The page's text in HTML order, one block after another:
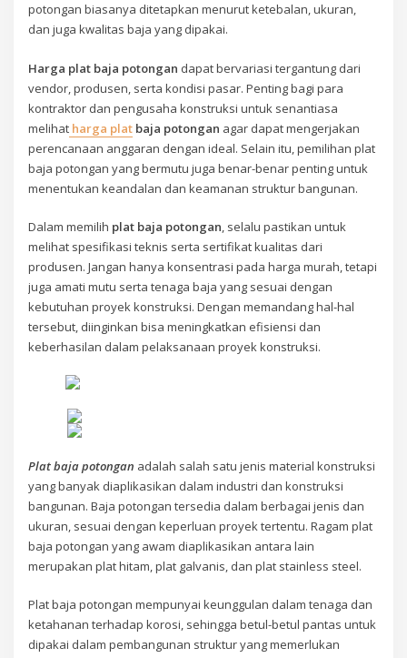
potongan biasanya ditetapkan menurut ketebalan, ukuran,
dan juga kwalitas baja yang dipakai.
Harga plat baja potongan dapat bervariasi tergantung dari
vendor, produsen, serta kondisi pasar. Penting bagi para
kontraktor dan pengusaha konstruksi untuk senantiasa
melihat harga plat baja potongan agar dapat mengerjakan
perencanaan anggaran dengan ideal. Selain itu, pemilihan plat
baja potongan yang bermutu juga benar-benar penting untuk
menentukan keandalan dan keamanan struktur bangunan.
Dalam memilih plat baja potongan, selalu pastikan untuk
melihat spesifikasi teknis serta sertifikat kualitas dari
produsen. Jangan hanya konsentrasi pada harga murah, tetapi
juga amati mutu serta tenaga baja yang sesuai dengan
kebutuhan proyek konstruksi. Dengan memandang hal-hal
tersebut, diinginkan bisa meningkatkan efisiensi dan
keberhasilan dalam pelaksanaan proyek konstruksi.
Plat baja potongan adalah salah satu jenis material konstruksi
yang banyak diaplikasikan dalam industri dan konstruksi
bangunan. Baja potongan tersedia dalam berbagai jenis dan
ukuran, sesuai dengan keperluan proyek tertentu. Ragam plat
baja potongan yang awam diaplikasikan antara lain
merupakan plat hitam, plat galvanis, dan plat stainless steel.
Plat baja potongan mempunyai keunggulan dalam tenaga dan
ketahanan terhadap korosi, sehingga betul-betul pantas untuk
dipakai dalam pembangunan struktur yang memerlukan